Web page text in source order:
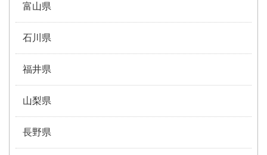
富山県
石川県
福井県
山梨県
長野県